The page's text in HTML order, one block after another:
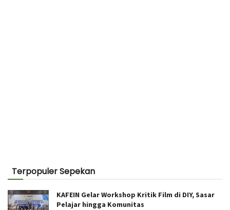
Terpopuler Sepekan
KAFEIN Gelar Workshop Kritik Film di DIY, Sasar
Pelajar hingga Komunitas